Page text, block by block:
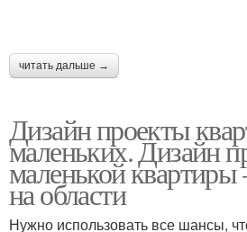
читать дальше →
Дизайн проекты
маленьких. Дизайн
маленькой квартиры
на области
Нужно использовать все шансы,